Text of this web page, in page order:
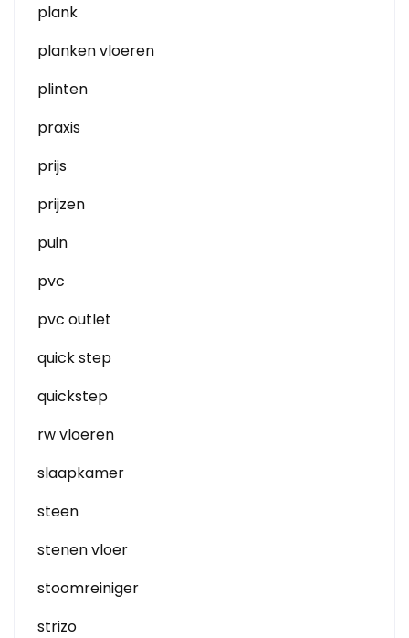
plank
planken vloeren
plinten
praxis
prijs
prijzen
puin
pvc
pvc outlet
quick step
quickstep
rw vloeren
slaapkamer
steen
stenen vloer
stoomreiniger
strizo